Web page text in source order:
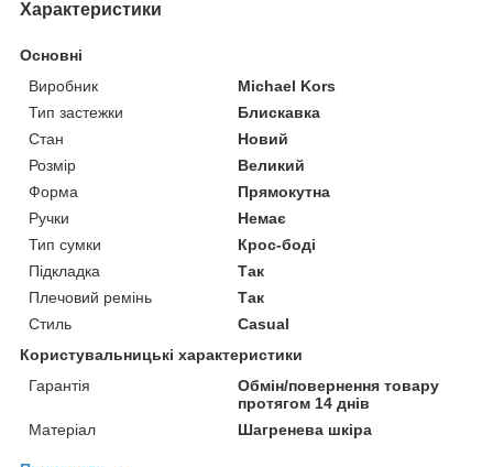
Характеристики
Основні
Виробник
Michael Kors
Тип застежки
Блискавка
Стан
Новий
Розмір
Великий
Форма
Прямокутна
Ручки
Немає
Тип сумки
Крос-боді
Підкладка
Так
Плечовий ремінь
Так
Стиль
Casual
Користувальницькі характеристики
Гарантія
Обмін/повернення товару
протягом 14 днів
Матеріал
Шагренева шкіра